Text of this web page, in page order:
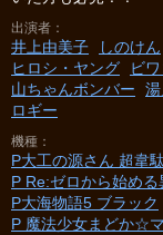
出演者
井上由美子 しのけん
ヒロシ・ヤング
ビワ
山ちゃんボンバー
ロギー
機種
P大工の源さん 超韋
P Re:ゼロから始め
P大海物語5 ブラック
P 魔法少女まどか☆